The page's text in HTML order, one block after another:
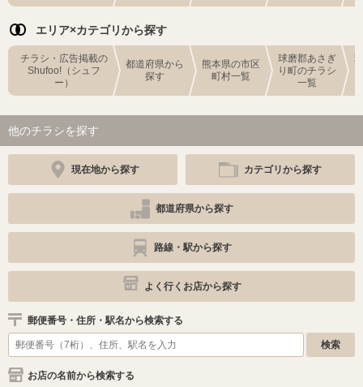
エリア×カテゴリから探す
チラシ・広告掲載の
Shufoo!（シュフ
ー）
都道府県から
探す
熊本県の市区
町村一覧
球磨郡あさぎ
り町のチラシ
一覧
他のチラシを探す
現在地から探す カテゴリから探す
都道府県から探す
路線・駅から探す
よく行くお店から探す
郵便番号・住所・駅名から検索する
お店の名前から検索する